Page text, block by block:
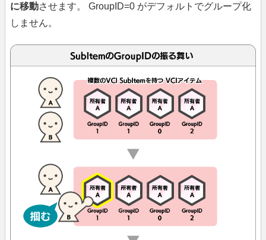
に移動させます。 GroupID=0 がデフォルトでグループ化
しません。